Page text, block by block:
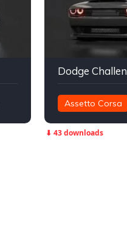
Assetto Corsa
Traseira - RWD
⬇ 43 downloads